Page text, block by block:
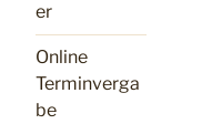
er
Online
Terminverga
be